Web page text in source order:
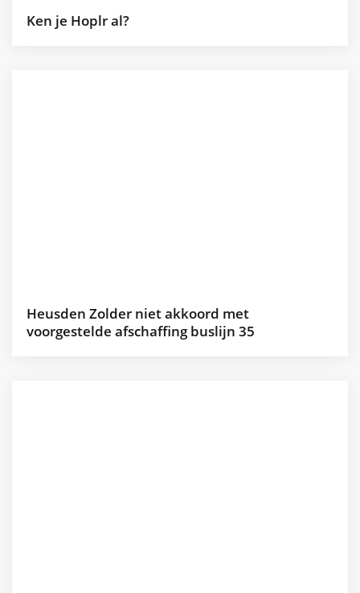
Ken je Hoplr al?
Heusden Zolder niet akkoord met
voorgestelde afschaffing buslijn 35